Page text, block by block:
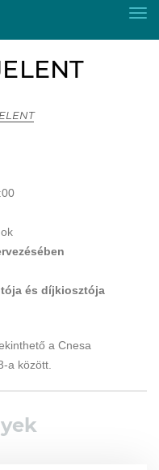
és díjkiosztója
a Cnesa
a között.